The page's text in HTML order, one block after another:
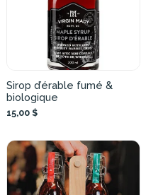
Sirop d’érable fumé &
biologique
15,00 $